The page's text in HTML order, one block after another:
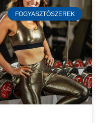
FOGYASZTÓSZEREK